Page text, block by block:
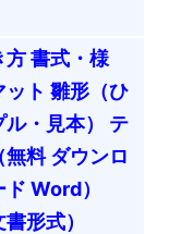
書式・様
ト 雛形（ひ
・見本） テ
料 ダウンロ
Word）
形式）